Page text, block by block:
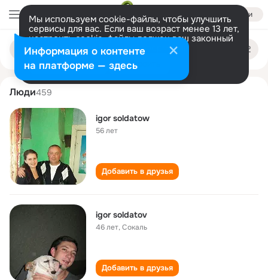
Войти
Мы используем cookie-файлы, чтобы улучшить
сервисы для вас. Если ваш возраст менее 13 лет,
настроить cookie-файлы должен ваш законный
представитель. Больше информации
Разрешить все Настроить
Поиск
людям
igor soldatov
Люди459
igor soldatow
56 лет
Добавить в друзья
igor soldatov
46 лет,Сокаль
Добавить в друзья
Информация о контенте
на платформе — здесь